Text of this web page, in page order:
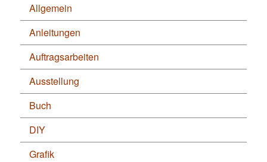
Allgemein
Anleitungen
Auftragsarbeiten
Ausstellung
Buch
DIY
Grafik